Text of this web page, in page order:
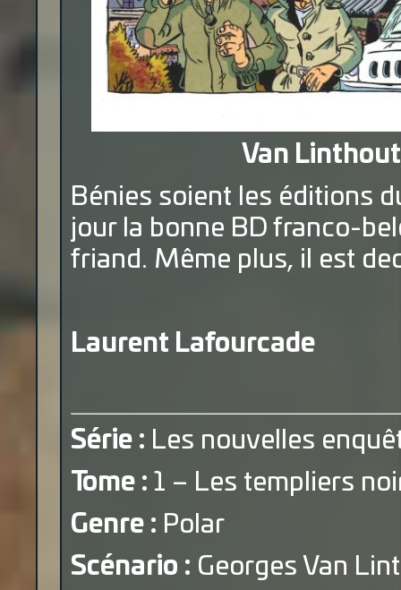
Van
Bénies soient les éditions
jour la bonne BD franco-
friand. Même plus, il est
Laurent Lafourcade
Série : Les nouvelles
Tome : 1 – Les templiers
Genre : Polar
Scénario : Georges Van